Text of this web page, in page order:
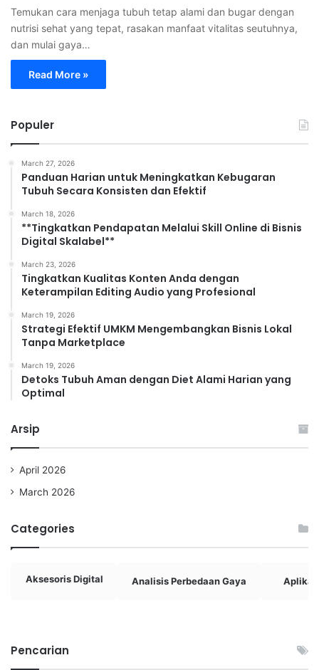
Temukan cara menjaga tubuh tetap alami dan bugar dengan
nutrisi sehat yang tepat, rasakan manfaat vitalitas seutuhnya,
dan mulai gaya…
Read More »
Populer
March 27, 2026
Panduan Harian untuk Meningkatkan Kebugaran
Tubuh Secara Konsisten dan Efektif
March 18, 2026
**Tingkatkan Pendapatan Melalui Skill Online di Bisnis
Digital Skalabel**
March 23, 2026
Tingkatkan Kualitas Konten Anda dengan
Keterampilan Editing Audio yang Profesional
March 19, 2026
Strategi Efektif UMKM Mengembangkan Bisnis Lokal
Tanpa Marketplace
March 19, 2026
Detoks Tubuh Aman dengan Diet Alami Harian yang
Optimal
Arsip
April 2026
March 2026
Categories
Aksesoris Digital Analisis Perbedaan Gaya
Pencarian